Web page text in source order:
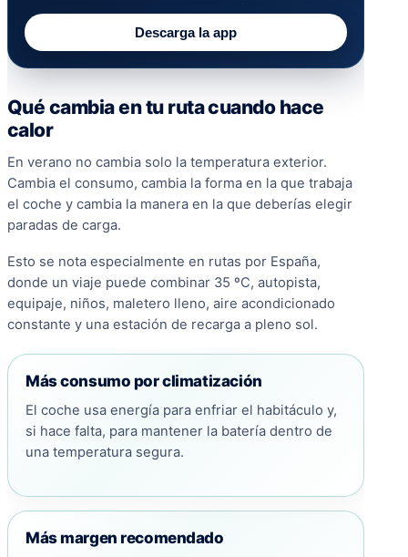
Descarga la app
Qué cambia en tu ruta cuando hace
calor
En verano no cambia solo la temperatura exterior.
Cambia el consumo, cambia la forma en la que trabaja
el coche y cambia la manera en la que deberías elegir
paradas de carga.
Esto se nota especialmente en rutas por España,
donde un viaje puede combinar 35 ºC, autopista,
equipaje, niños, maletero lleno, aire acondicionado
constante y una estación de recarga a pleno sol.
Más consumo por climatización
El coche usa energía para enfriar el habitáculo y,
si hace falta, para mantener la batería dentro de
una temperatura segura.
Más margen recomendado